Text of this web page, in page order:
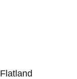
Flatland